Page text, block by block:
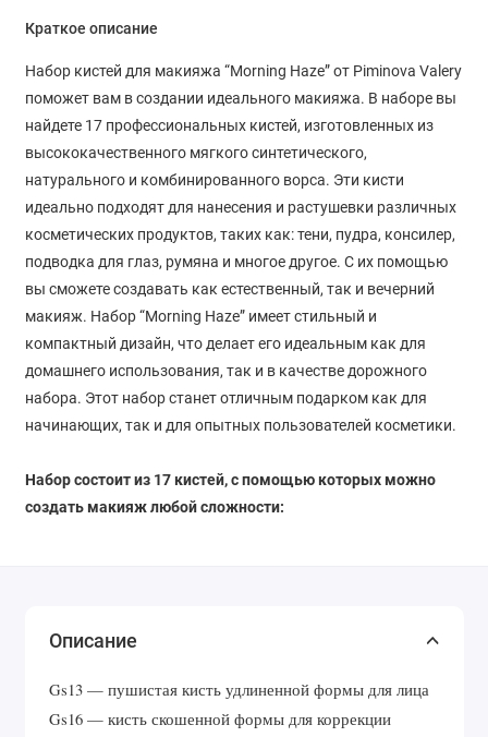
Краткое описание
Набор кистей для макияжа “Morning Haze” от Piminova Valery
поможет вам в создании идеального макияжа. В наборе вы
найдете 17 профессиональных кистей, изготовленных из
высококачественного мягкого синтетического,
натурального и комбинированного ворса. Эти кисти
идеально подходят для нанесения и растушевки различных
косметических продуктов, таких как: тени, пудра, консилер,
подводка для глаз, румяна и многое другое. С их помощью
вы сможете создавать как естественный, так и вечерний
макияж. Набор “Morning Haze” имеет стильный и
компактный дизайн, что делает его идеальным как для
домашнего использования, так и в качестве дорожного
набора. Этот набор станет отличным подарком как для
начинающих, так и для опытных пользователей косметики.
Набор состоит из 17 кистей, с помощью которых можно
создать макияж любой сложности:
Описание
Gs13 — пушистая кисть удлиненной формы для лица
Gs16 — кисть скошенной формы для коррекции